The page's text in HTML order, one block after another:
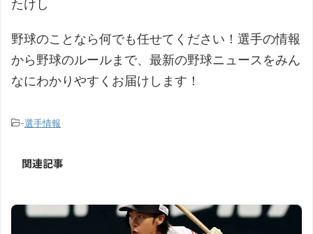
たけし
野球のことなら何でも任せてください！選手の情報
から野球のルールまで、最新の野球ニュースをみん
なにわかりやすくお届けします！
-選手情報
関連記事